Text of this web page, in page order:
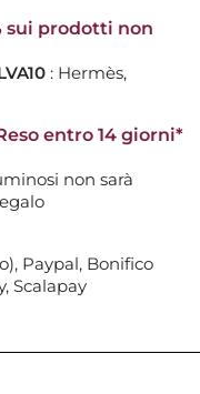
sui prodotti non
: Hermès,
entro 14 giorni*
non sarà
Paypal, Bonifico
Scalapay